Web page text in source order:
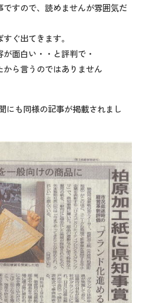
すので、読めませんが雰囲気だ
ぐ出てきます。
面白い・・と評判で・
ら言うのではありません
にも同様の記事が掲載されまし